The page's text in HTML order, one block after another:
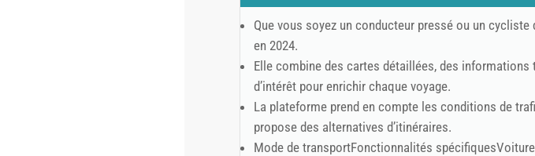
Que vous soyez un conducteur pressé ou un
en 2024.
Elle combine des cartes détaillées, des
d’intérêt pour enrichir chaque voyage.
La plateforme prend en compte les conditions de
propose des alternatives d’itinéraires.
Mode de transportFonctionnalités